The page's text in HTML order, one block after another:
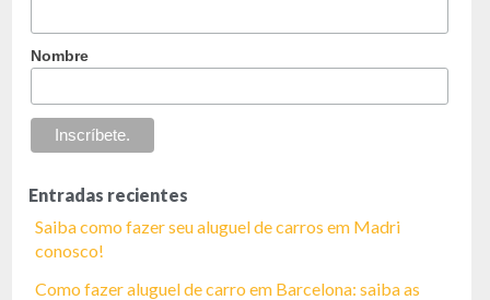
Nombre
Entradas recientes
Saiba como fazer seu aluguel de carros em Madri
conosco!
Como fazer aluguel de carro em Barcelona: saiba as